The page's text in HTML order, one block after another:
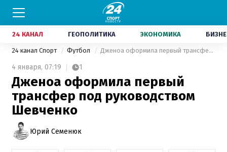
24 КАНАЛ ГЕОПОЛИТИКА ЭКОНОМИКА
24 канал Спорт Футбол Дженоа оформила первый трансфер под руководством Шевченко
4 января, 07:19 1
Дженоа оформила первый
трансфер под руководством
Шевченко
Юрий Семенюк